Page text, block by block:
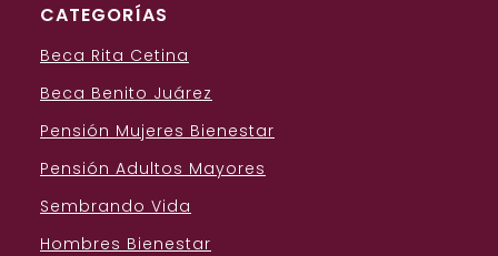
CATEGORÍAS
Beca Rita Cetina
Beca Benito Juárez
Pensión Mujeres Bienestar
Pensión Adultos Mayores
Sembrando Vida
Hombres Bienestar